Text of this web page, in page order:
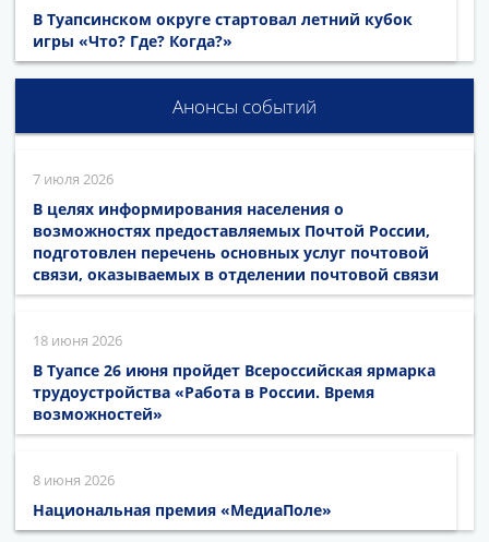
В Туапсинском округе стартовал летний кубок
игры «Что? Где? Когда?»
Анонсы событий
7 июля 2026
В целях информирования населения о
возможностях предоставляемых Почтой России,
подготовлен перечень основных услуг почтовой
связи, оказываемых в отделении почтовой связи
18 июня 2026
В Туапсе 26 июня пройдет Всероссийская ярмарка
трудоустройства «Работа в России. Время
возможностей»
8 июня 2026
Национальная премия «МедиаПоле»